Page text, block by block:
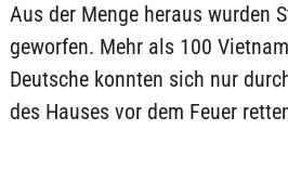
Aus der Menge heraus wurden
geworfen. Mehr als 100
Deutsche konnten sich nur
des Hauses vor dem Feuer